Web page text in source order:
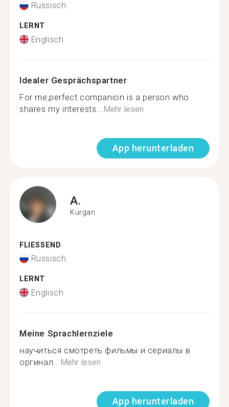
Russisch
LERNT
Englisch
Idealer Gesprächspartner
For me,perfect companion is a person who
shares my interests... Mehr lesen
App herunterladen
A.
Kurgan
FLIESSEND
Russisch
LERNT
Englisch
Meine Sprachlernziele
научиться смотреть фильмы и сериалы в
оргинал... Mehr lesen
App herunterladen